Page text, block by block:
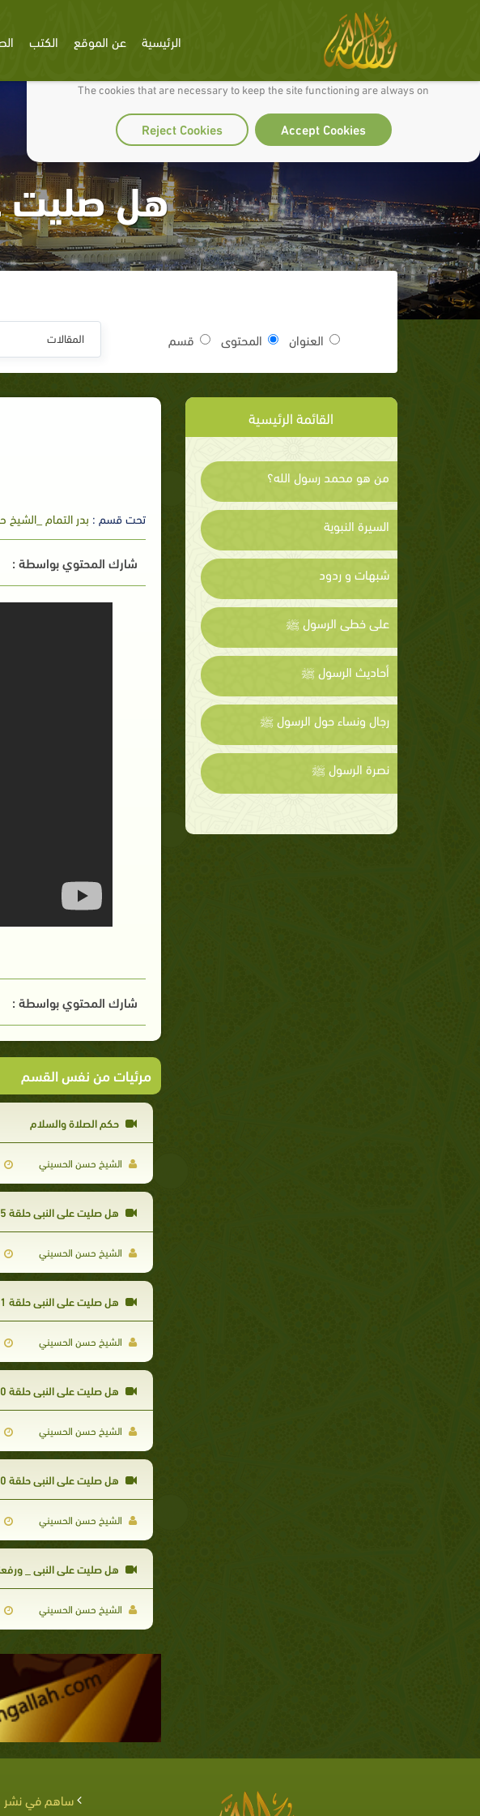
We use cookies to make our site work well for you and so we can continually improve it.
The cookies that are necessary to keep the site functioning are always on
Accept Cookies
Reject Cookies
الرئيسية عن الموقع الكتب
هل صليت
العنوان المحتوى قسم المقالات
القائمة الرئيسية
من هو محمد رسول الله؟
السيرة النبوية
شبهات و ردود
على خطى الرسول ﷺ
أحاديث الرسول ﷺ
رجال ونساء حول الرسول ﷺ
نصرة الرسول ﷺ
تحت قسم : بدر التمام
شارك المحتوي بواسطة :
شارك المحتوي بواسطة :
مرئيات من نفس القسم
حكم الصلاة والسلام
الشيخ حسن الحسيني
هل صليت على النبي حلقة 25
الشيخ حسن الحسيني
هل صليت على النبي حلقة 11
الشيخ حسن الحسيني
هل صليت على النبي حلقة 10
الشيخ حسن الحسيني
هل صليت على النبي حلقة 30
الشيخ حسن الحسيني
هل صليت على النبي _
الشيخ حسن الحسيني
ساهم في نشر